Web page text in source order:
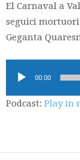
El Carnaval a
seguici mortuori
Geganta
d'àudio00:00
Podcast: Play in